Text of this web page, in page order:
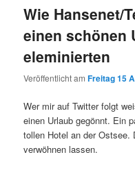
Wie Hansenet/
einen schönen
eleminierten
Veröffentlicht amFreitag 15
Wer mir auf Twitter folgt
einen Urlaub gegönnt. Ein
tollen Hotel an der Ostsee.
verwöhnen lassen.